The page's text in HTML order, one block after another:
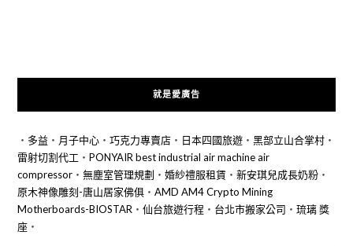
就是愛廣告
‧ 多益‧ 月子中心‧ 巧克力專賣店‧ 日本四國旅遊‧ 黑部立山合掌村‧
雷射切割代工 ‧ PONYAIR best industrial air machine air
compressor‧ 無塵室管理規劃 ‧ 婚紗禮服租賃‧ 新安琪兒成長奶粉‧
原木神像雕刻-唐山居家佛俱‧ AMD AM4 Crypto Mining
Motherboards-BIOSTAR ‧ 仙台旅遊行程 ‧ 台北市搬家公司 ‧ 琉璃 獎
座‧